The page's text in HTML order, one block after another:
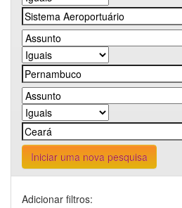
Iniciar uma nova pesquisa
Adicionar filtros: